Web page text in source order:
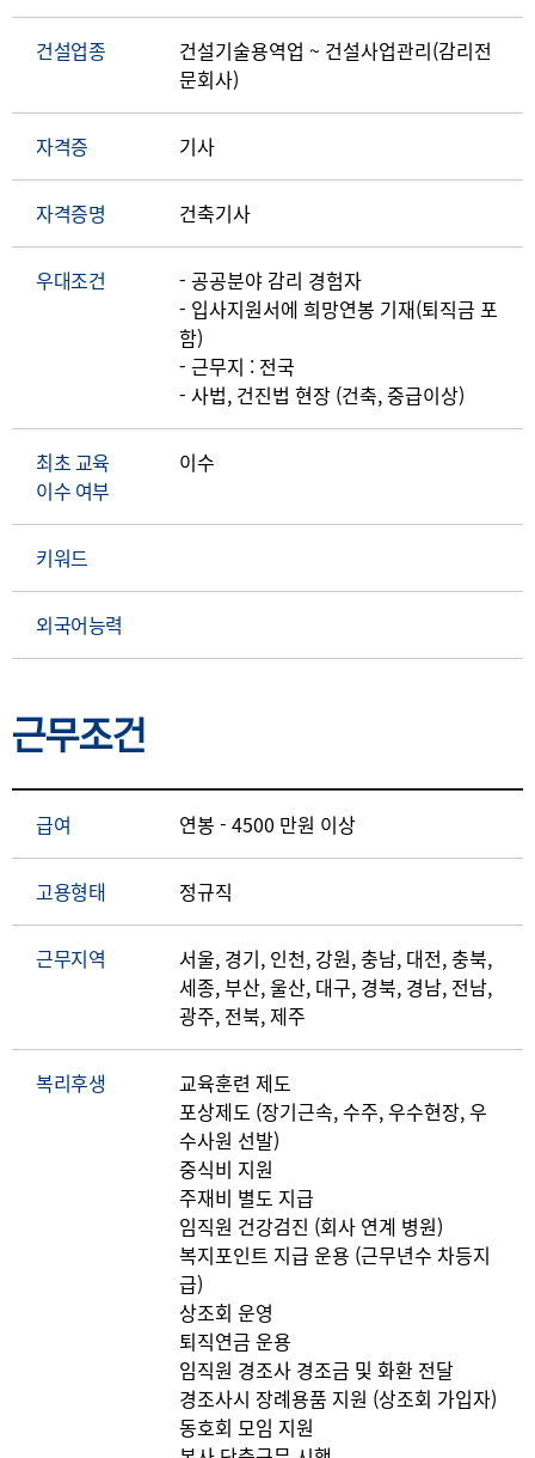
건설업종
건설기술용역업 ~ 건설사업관리(감리전
문회사)
자격증 기사
자격증명 건축기사
우대조건
- 공공분야 감리 경험자
- 입사지원서에 희망연봉 기재(퇴직금 포
함)
- 근무지 : 전국
최초 교육
이수 여부
이수
키워드
외국어능력
근무조건
급여 연봉 - 4500 만원 이상
고용형태 정규직
근무지역
서울, 경기, 인천, 강원, 충남, 대전, 충북,
세종, 부산, 울산, 대구, 경북, 경남, 전남,
광주, 전북, 제주
복리후생
교육훈련 제도
포상제도 (장기근속, 수주, 우수현장, 우
수사원 선발)
중식비 지원
주재비 별도 지급
임직원 건강검진 (회사 연계 병원)
복지포인트 지급 운용 (근무년수 차등지
급)
상조회 운영
퇴직연금 운용
임직원 경조사 경조금 및 화환 전달
경조사시 장례용품 지원 (상조회 가입자)
동호회 모임 지원